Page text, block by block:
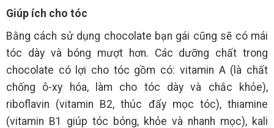
Giúp ích cho tóc
Bằng cách sử dụng chocolate bạn gái cũng sẽ có mái
tóc dày và bóng mượt hơn. Các dưỡng chất trong
chocolate có lợi cho tóc gồm có: vitamin A (là chất
chống ô-xy hóa, làm cho tóc dày và chắc khỏe),
riboflavin (vitamin B2, thúc đẩy mọc tóc), thiamine
(vitamin B1 giúp tóc bóng, khỏe và nhanh mọc), kali